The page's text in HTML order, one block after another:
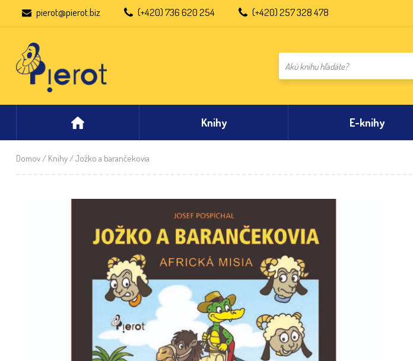
pierot@pierot.biz (+420) 736 620 254 (+420) 257 328 478
Knihy E-knihy
Domov/ Knihy/ Jožko a barančekovia